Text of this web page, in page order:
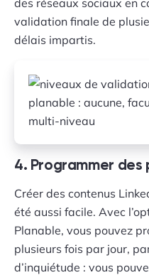
des réseaux sociaux en
validation finale de
délais impartis.
4. Programmer
Créer des contenus
été aussi facile. Avec
Planable, vous pouvez
plusieurs fois par jour,
d’inquiétude : vous